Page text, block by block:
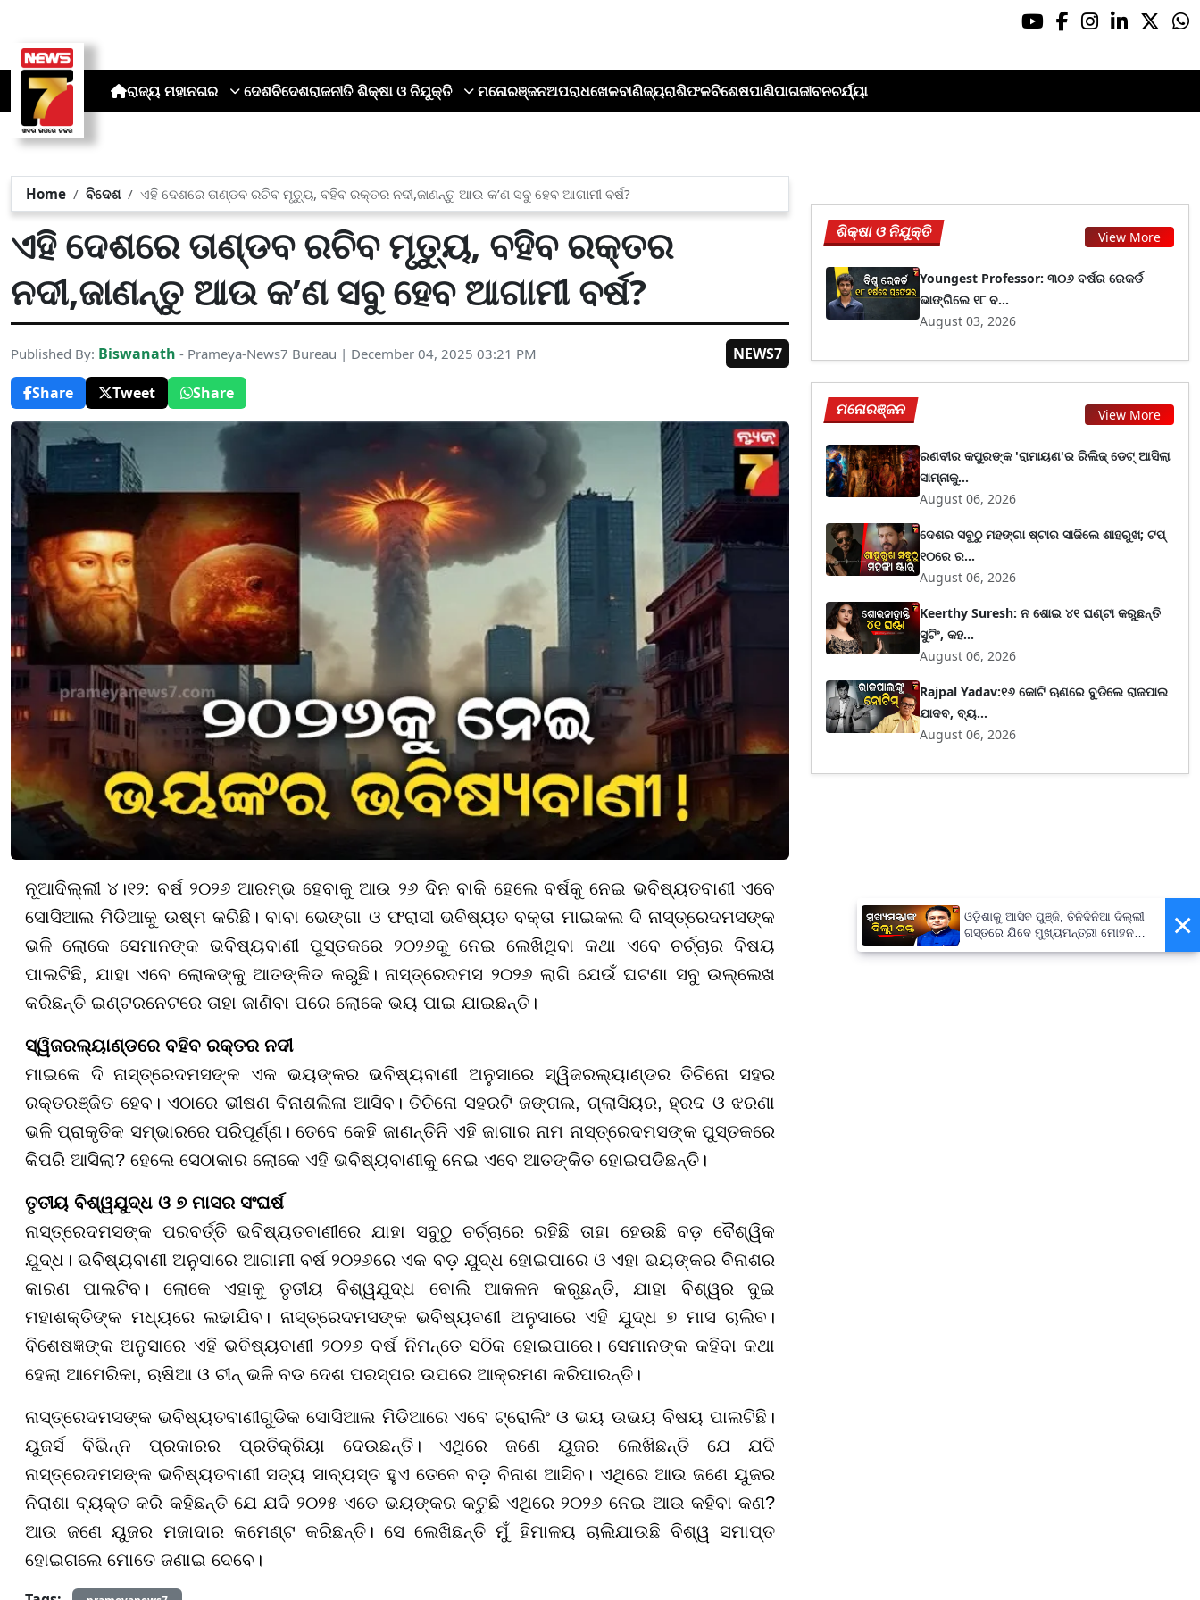
ରାଜ୍ୟ ମହାନଗର ଦେଶବିଦେଶରାଜନୀତି ଶିକ୍ଷା ଓ ନିଯୁକ୍ତି ମନୋରଞ୍ଜନଅପରାଧଖେଳବାଣିଜ୍ୟରାଶିଫଳବିଶେଷପାଣିପାଗଜୀବନଚର୍ଯ୍ୟା
Home ବିଦେଶ ଏହି ଦେଶରେ ତାଣ୍ଡବ ରଚିବ ମୃତ୍ୟୁ, ବହିବ ରକ୍ତର ନଦୀ,ଜାଣନ୍ତୁ ଆଉ କ’ଣ ସବୁ ହେବ ଆଗାମୀ ବର୍ଷ?
ଏହି ଦେଶରେ ତାଣ୍ଡବ ରଚିବ ମୃତ୍ୟୁ, ବହିବ ରକ୍ତର
ନଦୀ,ଜାଣନ୍ତୁ ଆଉ କ’ଣ ସବୁ ହେବ ଆଗାମୀ ବର୍ଷ?
Published By: Biswanath - Prameya-News7 Bureau | December 04, 2025 03:21 PM
NEWS7
Share
Tweet Share
ନୂଆଦିଲ୍ଲୀ ୪।୧୨: ବର୍ଷ ୨୦୨୬ ଆରମ୍ଭ ହେବାକୁ ଆଉ ୨୬ ଦିନ ବାକି ହେଲେ ବର୍ଷକୁ ନେଇ ଭବିଷ୍ୟତବାଣୀ ଏବେ
ସୋସିଆଲ ମିଡିଆକୁ ଉଷ୍ମ କରିଛି। ବାବା ଭେଙ୍ଗା ଓ ଫରାସୀ ଭବିଷ୍ୟତ ବକ୍ତା ମାଇକଲ ଦି ନାସ୍ତ୍ରେଦମସଙ୍କ
ଭଳି ଲୋକେ ସେମାନଙ୍କ ଭବିଷ୍ୟବାଣୀ ପୁସ୍ତକରେ ୨୦୨୬କୁ ନେଇ ଲେଖିଥିବା କଥା ଏବେ ଚର୍ଚ୍ଚାର ବିଷୟ
ପାଲଟିଛି, ଯାହା ଏବେ ଲୋକଙ୍କୁ ଆତଙ୍କିତ କରୁଛି। ନାସ୍ତ୍ରେଦମସ ୨୦୨୬ ଲାଗି ଯେଉଁ ଘଟଣା ସବୁ ଉଲ୍ଲେଖ
କରିଛନ୍ତି ଇଣ୍ଟରନେଟରେ ତାହା ଜାଣିବା ପରେ ଲୋକେ ଭୟ ପାଇ ଯାଇଛନ୍ତି।
ସ୍ୱିଜରଲ୍ୟାଣ୍ଡରେ ବହିବ ରକ୍ତର ନଦୀ
ମାଇକେ ଦି ନାସ୍ତ୍ରେଦମସଙ୍କ ଏକ ଭୟଙ୍କର ଭବିଷ୍ୟବାଣୀ ଅନୁସାରେ ସ୍ୱିଜରଲ୍ୟାଣ୍ଡର ତିଚିନୋ ସହର
ରକ୍ତରଞ୍ଜିତ ହେବ। ଏଠାରେ ଭୀଷଣ ବିନାଶଲିଳା ଆସିବ। ତିଚିନୋ ସହରଟି ଜଙ୍ଗଲ, ଗ୍ଲାସିୟର, ହ୍ରଦ ଓ ଝରଣା
ଭଳି ପ୍ରାକୃତିକ ସମ୍ଭାରରେ ପରିପୂର୍ଣ୍ଣ। ତେବେ କେହି ଜାଣନ୍ତିନି ଏହି ଜାଗାର ନାମ ନାସ୍ତ୍ରେଦମସଙ୍କ ପୁସ୍ତକରେ
କିପରି ଆସିଲା? ହେଲେ ସେଠାକାର ଲୋକେ ଏହି ଭବିଷ୍ୟବାଣୀକୁ ନେଇ ଏବେ ଆତଙ୍କିତ ହୋଇପଡିଛନ୍ତି।
ତୃତୀୟ ବିଶ୍ୱଯୁଦ୍ଧ ଓ ୭ ମାସର ସଂଘର୍ଷ
ନାସ୍ତ୍ରେଦମସଙ୍କ ପରବର୍ତ୍ତି ଭବିଷ୍ୟତବାଣୀରେ ଯାହା ସବୁଠୁ ଚର୍ଚ୍ଚାରେ ରହିଛି ତାହା ହେଉଛି ବଡ଼ ବୈଶ୍ୱିକ
ଯୁଦ୍ଧ। ଭବିଷ୍ୟବାଣୀ ଅନୁସାରେ ଆଗାମୀ ବର୍ଷ ୨୦୨୬ରେ ଏକ ବଡ଼ ଯୁଦ୍ଧ ହୋଇପାରେ ଓ ଏହା ଭୟଙ୍କର ବିନାଶର
କାରଣ ପାଲଟିବ। ଲୋକେ ଏହାକୁ ତୃତୀୟ ବିଶ୍ୱଯୁଦ୍ଧ ବୋଲି ଆକଳନ କରୁଛନ୍ତି, ଯାହା ବିଶ୍ୱର ଦୁଇ
ମହାଶକ୍ତିଙ୍କ ମଧ୍ୟରେ ଲଢାଯିବ। ନାସ୍ତ୍ରେଦମସଙ୍କ ଭବିଷ୍ୟବଣୀ ଅନୁସାରେ ଏହି ଯୁଦ୍ଧ ୭ ମାସ ଚାଲିବ।
ବିଶେଷଜ୍ଞଙ୍କ ଅନୁସାରେ ଏହି ଭବିଷ୍ୟବାଣୀ ୨୦୨୬ ବର୍ଷ ନିମନ୍ତେ ସଠିକ ହୋଇପାରେ। ସେମାନଙ୍କ କହିବା କଥା
ହେଲା ଆମେରିକା, ଋଷିଆ ଓ ଚୀନ୍ ଭଳି ବଡ ଦେଶ ପରସ୍ପର ଉପରେ ଆକ୍ରମଣ କରିପାରନ୍ତି।
ନାସ୍ତ୍ରେଦମସଙ୍କ ଭବିଷ୍ୟତବାଣୀଗୁଡିକ ସୋସିଆଲ ମିଡିଆରେ ଏବେ ଟ୍ରୋଲିଂ ଓ ଭୟ ଉଭୟ ବିଷୟ ପାଲଟିଛି।
ୟୁଜର୍ସ ବିଭିନ୍ନ ପ୍ରକାରର ପ୍ରତିକ୍ରିୟା ଦେଉଛନ୍ତି। ଏଥିରେ ଜଣେ ୟୁଜର ଲେଖିଛନ୍ତି ଯେ ଯଦି
ନାସ୍ତ୍ରେଦମସଙ୍କ ଭବିଷ୍ୟତବାଣୀ ସତ୍ୟ ସାବ୍ୟସ୍ତ ହୁଏ ତେବେ ବଡ଼ ବିନାଶ ଆସିବ। ଏଥିରେ ଆଉ ଜଣେ ୟୁଜର
ନିରାଶା ବ୍ୟକ୍ତ କରି କହିଛନ୍ତି ଯେ ଯଦି ୨୦୨୫ ଏତେ ଭୟଙ୍କର କଟୁଛି ଏଥିରେ ୨୦୨୬ ନେଇ ଆଉ କହିବା କଣ?
ଆଉ ଜଣେ ୟୁଜର ମଜାଦାର କମେଣ୍ଟ କରିଛନ୍ତି। ସେ ଲେଖିଛନ୍ତି ମୁଁ ହିମାଳୟ ଚାଲିଯାଉଛି ବିଶ୍ୱ ସମାପ୍ତ
ହୋଇଗଲେ ମୋତେ ଜଣାଇ ଦେବେ।
ଶିକ୍ଷା ଓ ନିଯୁକ୍ତି View More
Youngest Professor: ୩୦୬ ବର୍ଷର ରେକର୍ଡ
ଭାଙ୍ଗିଲେ ୧୮ ବ...
August 03, 2026
ମନୋରଞ୍ଜନ View More
ରଣବୀର କପୁରଙ୍କ 'ରାମାୟଣ'ର ରିଲିଜ୍ ଡେଟ୍ ଆସିଲା
ସାମ୍ନାକୁ...
August 06, 2026
ଦେଶର ସବୁଠୁ ମହଙ୍ଗା ଷ୍ଟାର ସାଜିଲେ ଶାହରୁଖ; ଟପ୍‌
୧୦ରେ ର...
August 06, 2026
Keerthy Suresh: ନ ଶୋଇ ୪୧ ଘଣ୍ଟା କରୁଛନ୍ତି
ସୁଟିଂ, କହ...
August 06, 2026
Rajpal Yadav:୧୬ କୋଟି ଋଣରେ ବୁଡିଲେ ରାଜପାଲ
ଯାଦବ, ବ୍ୟ...
August 06, 2026
×
ଓଡ଼ିଶାକୁ ଆସିବ ପୁଞ୍ଜି, ତିନିଦିନିଆ ଦିଲ୍ଲୀ
ଗସ୍ତରେ ଯିବେ ମୁଖ୍ୟମନ୍ତ୍ରୀ ମୋହନ
ମାଝୀ